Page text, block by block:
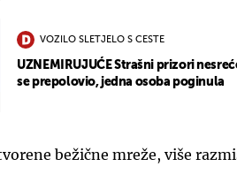
VOZILO SLETJELO S CESTE
UZNEMIRUJUĆE Strašni prizori
se prepolovio, jedna osoba poginula
bežične mreže, više